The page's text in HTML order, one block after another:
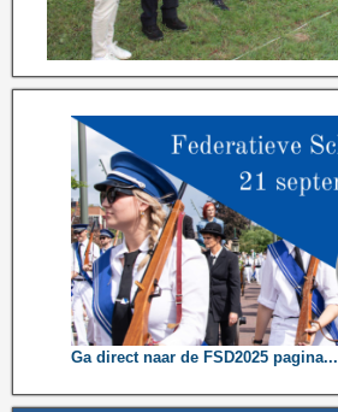
Ga direct naar de FSD2025 pagina...